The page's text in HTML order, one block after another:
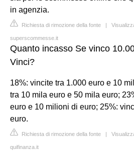
in agenzia.
Richiesta di rimozione della fonte |
superscommesse.it
Quanto incasso Se vinco
Vinci?
18%: vincite tra 1.000 euro e 10
tra 10 mila euro e 50 mila euro;
euro e 10 milioni di euro; 25%:
euro.
Richiesta di rimozione della fonte |
quifinanza.it